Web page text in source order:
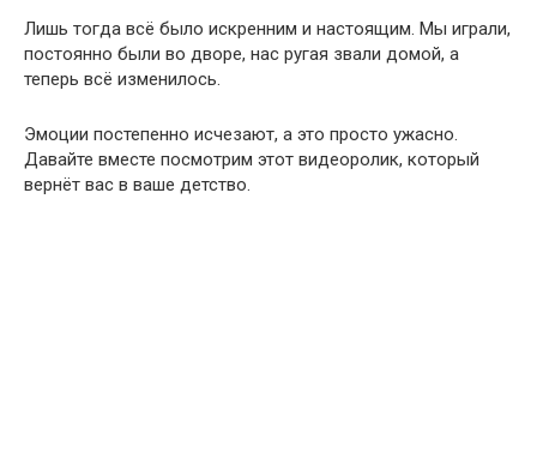
Лишь тогда всё было искренним и настоящим. Мы играли,
постоянно были во дворе, нас ругая звали домой, а
теперь всё изменилось.
Эмоции постепенно исчезают, а это просто ужасно.
Давайте вместе посмотрим этот видеоролик, который
вернёт вас в ваше детство.